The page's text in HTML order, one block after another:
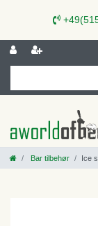
Bar tilbehør Ice